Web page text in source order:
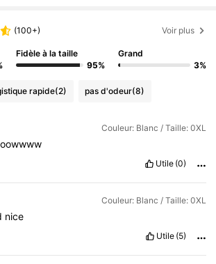
(100+) Voir plus
Fidèle à la taille
95%
Grand
3%
rapide(2) pas d'odeur(8)
Couleur: Blanc / Taille: 0XL
Utile (0)
Couleur: Blanc / Taille: 0XL
nice
Utile (5)